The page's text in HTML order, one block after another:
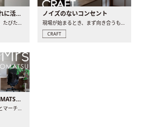
動かせない柱はおしゃれに活用！柱を魅せるリノベーション(リノベ)4選
間取り変更を検討する際に、たびたび皆さんの頭を悩ませる動か..
ノイズのないコンセント
現場が始まるとき、まず向き合うものの一つがコンセントです..
CRAFT
INDEX｜Mr.&Mrs. KOMATSU renovation diary
プロダクトデザイナーの夫とマーチャンダイザーの妻が、夫婦で..